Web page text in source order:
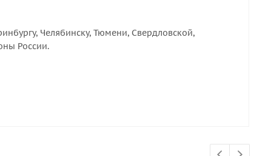
Челябинску, Тюмени, Свердловской,
России.